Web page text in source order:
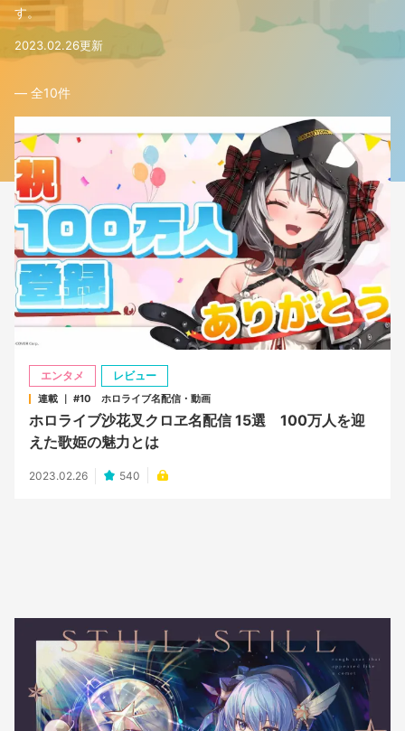
す。
2023.02.26更新
― 全10件
エンタメ レビュー
連載 ｜ #10 ホロライブ名配信・動画
ホロライブ沙花叉クロヱ名配信 15選 100万人を迎
えた歌姫の魅力とは
2023.02.26 540